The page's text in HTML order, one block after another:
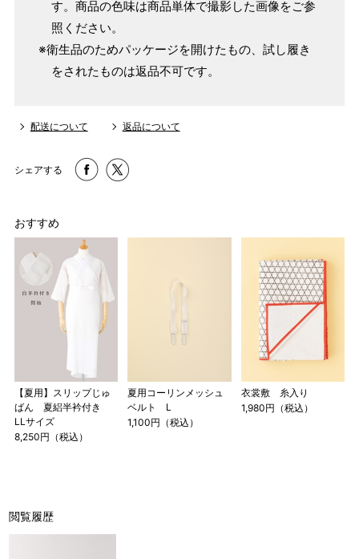
す。商品の色味は商品単体で撮影した画像をご参
照ください。
※衛生品のためパッケージを開けたもの、試し履き
をされたものは返品不可です。
配送について 返品について
シェアする
おすすめ
【夏用】スリップじゅ
ばん 夏絽半衿付き
LLサイズ
8,250円（税込）
夏用コーリンメッシュ
ベルト L
1,100円（税込）
衣裳敷 糸入り
1,980円（税込）
閲覧履歴